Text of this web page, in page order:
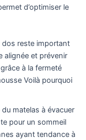
d’optimiser le
reste important
alignée et prévenir
à la fermeté
Voilà pourquoi
matelas à évacuer
pour un sommeil
ayant tendance à